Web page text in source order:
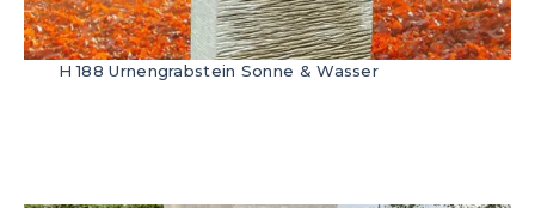
H 188 Urnengrabstein Sonne & Wasser